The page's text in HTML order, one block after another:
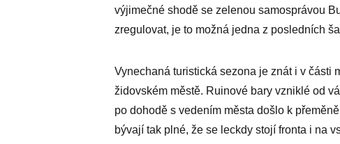
výjimečné shodě se zelenou samosprávou
zregulovat, je to možná jedna z posledních
Vynechaná turistická sezona je znát i v části
židovském městě. Ruinové bary vzniklé od
po dohodě s vedením města došlo k
bývají tak plné, že se leckdy stojí fronta i na